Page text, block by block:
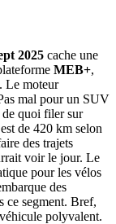
2025 cache une
MEB+,
Le moteur
mal pour un SUV
quoi filer sur
de 420 km selon
des trajets
voir le jour. Le
pour les vélos
des
ce segment. Bref,
polyvalent.